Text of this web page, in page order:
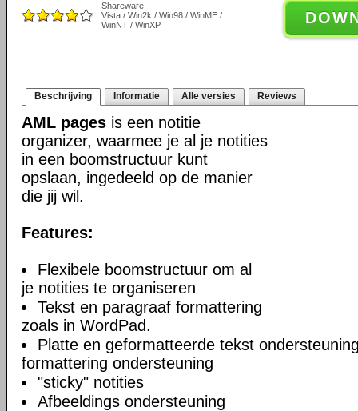
Shareware
Vista / Win2k / Win98 / WinME /
WinNT / WinXP
Beschrijving Informatie Alle versies Reviews
AML pages is een notitie
organizer, waarmee je al je notities
in een boomstructuur kunt
opslaan, ingedeeld op de manier
die jij wil.
Features:
Flexibele boomstructuur om al
je notities te organiseren
Tekst en paragraaf formattering
zoals in WordPad.
Platte en geformatteerde tekst
formattering ondersteuning
"sticky" notities
Afbeeldings ondersteuning